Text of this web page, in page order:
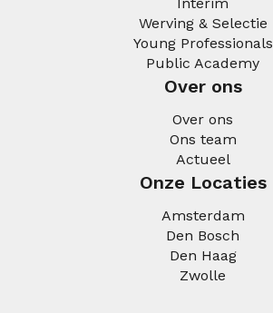
Interim
Werving & Selectie
Young Professionals
Public Academy
Over ons
Over ons
Ons team
Actueel
Onze Locaties
Amsterdam
Den Bosch
Den Haag
Zwolle